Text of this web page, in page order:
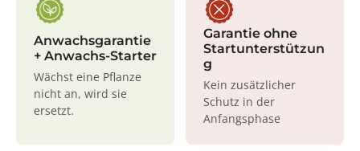
Anwachsgarantie
+ Anwachs-Starter
Wächst eine Pflanze
nicht an, wird sie
ersetzt.
Garantie ohne
Startunterstützun
g
Kein zusätzlicher
Schutz in der
Anfangsphase